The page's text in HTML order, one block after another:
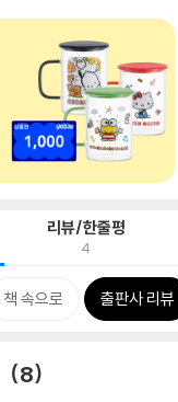
리뷰/한줄평
4
책 속으로 출판사 리뷰
8